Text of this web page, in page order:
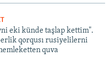
eki künde taşlap kettim".
qorqusı rusiyelilerni
quva